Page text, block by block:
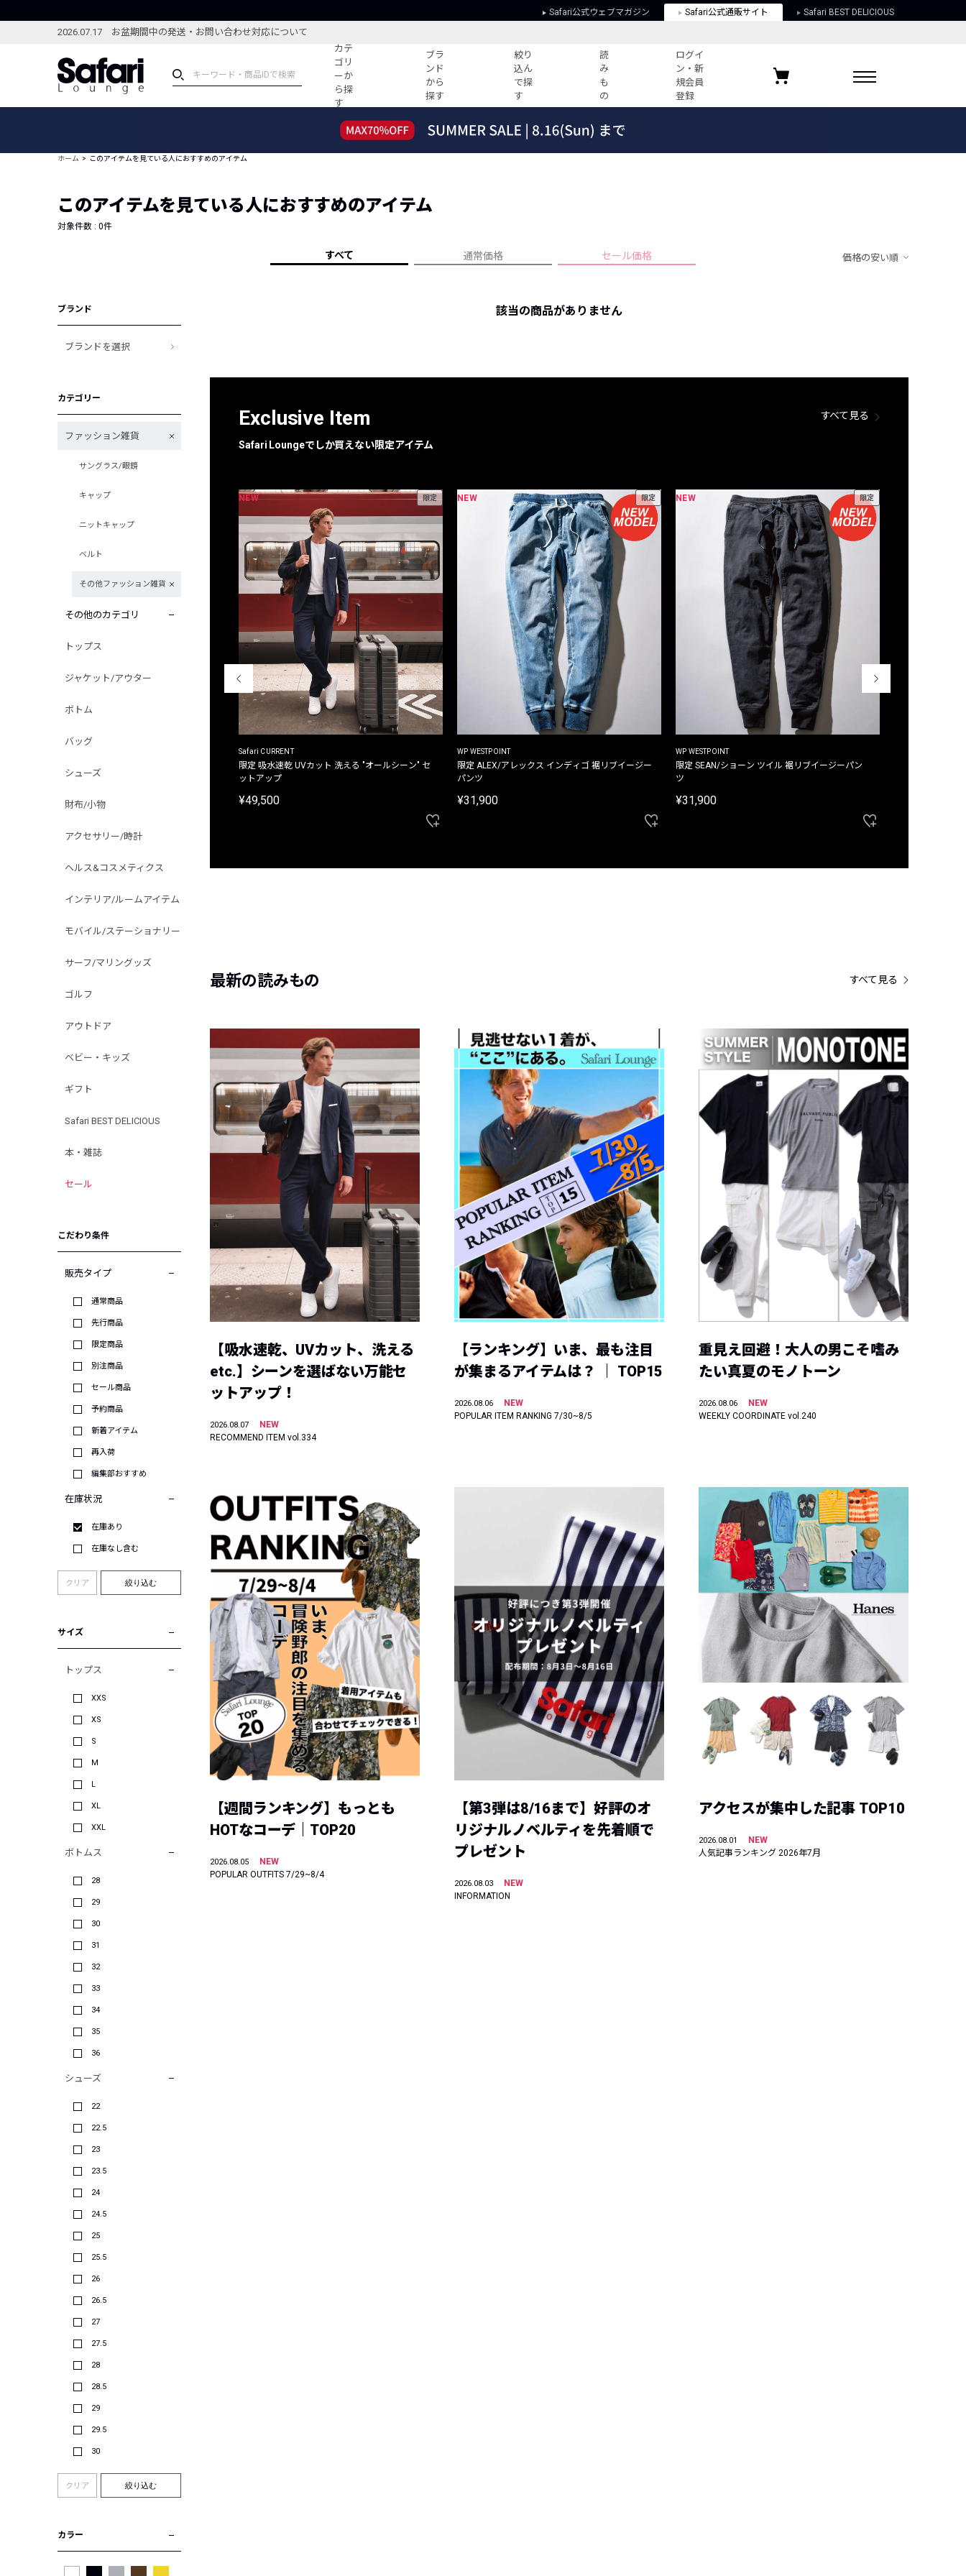
Safari公式ウェブマガジン Safari公式通販サイト Safari BEST DELICIOUS
2026.07.17 お盆期間中の発送・お問い合わせ対応について
カテ
ゴリ
ーか
ら探
す
ブラ
ンド
から
探す
絞り
込ん
で探
す
読
み
も
の
ログイ
ン・新
規会員
登録
ブランドから探す
新着アイテム
編集部のおすすめアイテム
特集記事
コーディネート
すべての記事
ーデ紹介
人気記事ランキング
フォーカスブランド
プライバシーポリシー
お気に入りブランド
ホーム このアイテムを見ている人におすすめのアイテム
このアイテムを見ている人におすすめのアイテム
対象件数 : 0件
すべて 通常価格 セール価格 価格の安い順
ブランド
ブランドを選択
カテゴリー
ファッション雑貨
サングラス/眼鏡
キャップ
ニットキャップ
ベルト
その他ファッション雑貨
その他のカテゴリ
トップス
ジャケット/アウター
ボトム
バッグ
シューズ
財布/小物
アクセサリー/時計
ヘルス&コスメティクス
インテリア/ルームアイテム
モバイル/ステーショナリー
サーフ/マリングッズ
ゴルフ
アウトドア
ベビー・キッズ
ギフト
Safari BEST DELICIOUS
本・雑誌
セール
こだわり条件
販売タイプ
通常商品
先行商品
限定商品
別注商品
セール商品
予約商品
新着アイテム
再入荷
編集部おすすめ
在庫状況
在庫あり
在庫なし含む
クリア 絞り込む
サイズ
トップス
XXS
XS
S
M
L
XL
XXL
ボトムス
28
29
30
31
32
33
34
35
36
シューズ
22
22.5
23
23.5
24
24.5
25
25.5
26
26.5
27
27.5
28
28.5
29
29.5
30
クリア 絞り込む
カラー
該当の商品がありません
Exclusive Item
Safari Loungeでしか買えない限定アイテム
すべて見る
NEW 限定
Safari CURRENT
限定 吸水速乾 UVカット 洗える "オールシーン" セ
ットアップ
¥49,500
NEW 限定
WP WESTPOINT
限定 ALEX/アレックス インディゴ 裾リブイージー
パンツ
¥31,900
NEW 限定
WP WESTPOINT
限定 SEAN/ショーン ツイル 裾リブイージーパン
ツ
¥31,900
最新の読みもの すべて見る
【吸水速乾、UVカット、洗える
etc.】シーンを選ばない万能セ
ットアップ！
2026.08.07
NEW
RECOMMEND ITEM vol.334
【ランキング】いま、最も注目
が集まるアイテムは？ ｜ TOP15
2026.08.06
NEW
POPULAR ITEM RANKING 7/30~8/5
重見え回避！大人の男こそ嗜み
たい真夏のモノトーン
2026.08.06
NEW
WEEKLY COORDINATE vol.240
【週間ランキング】もっとも
HOTなコーデ｜TOP20
2026.08.05
NEW
POPULAR OUTFITS 7/29~8/4
【第3弾は8/16まで】好評のオ
リジナルノベルティを先着順で
プレゼント
2026.08.03
NEW
INFORMATION
アクセスが集中した記事 TOP10
2026.08.01
NEW
人気記事ランキング 2026年7月